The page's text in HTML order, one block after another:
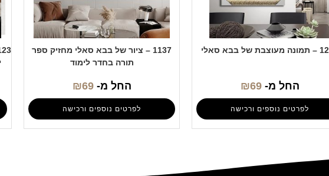
של בבא סאלי
החל מ- ₪69
לפרטים נוספים ורכישה
1137 – ציור של בבא סאלי מחזיק ספר
תורה בחדר לימוד
החל מ- ₪69
לפרטים נוספים ורכישה